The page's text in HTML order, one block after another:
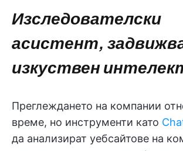
Изследователски
асистент,
изкуствен
Преглеждането на компании
време, но инструменти като
да анализират уебсайтове на